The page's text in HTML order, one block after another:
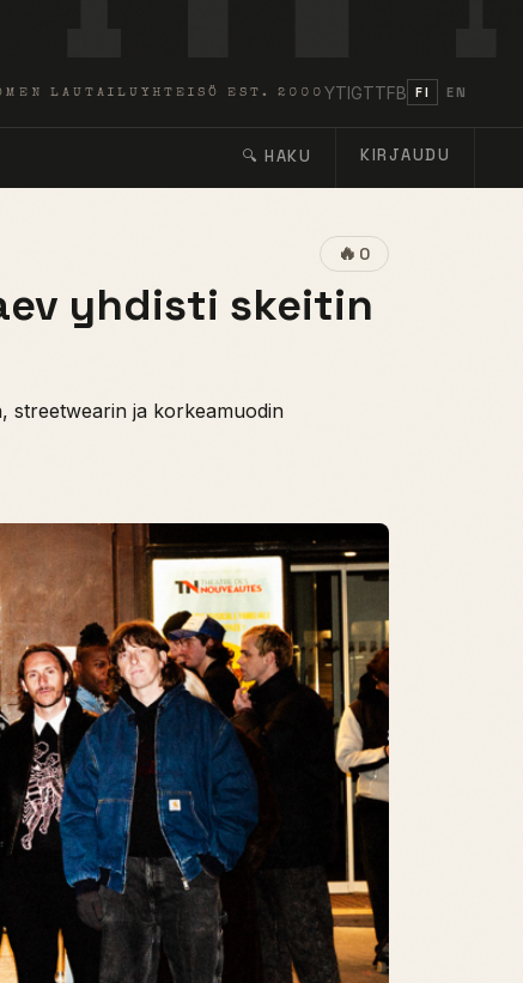
LAUTAILUYHTEISÖ EST. 2000 YTIGTTFB FI EN
🔍 HAKU KIRJAUDU
🔥 0
yhdisti skeitin
streetwearin ja korkeamuodin